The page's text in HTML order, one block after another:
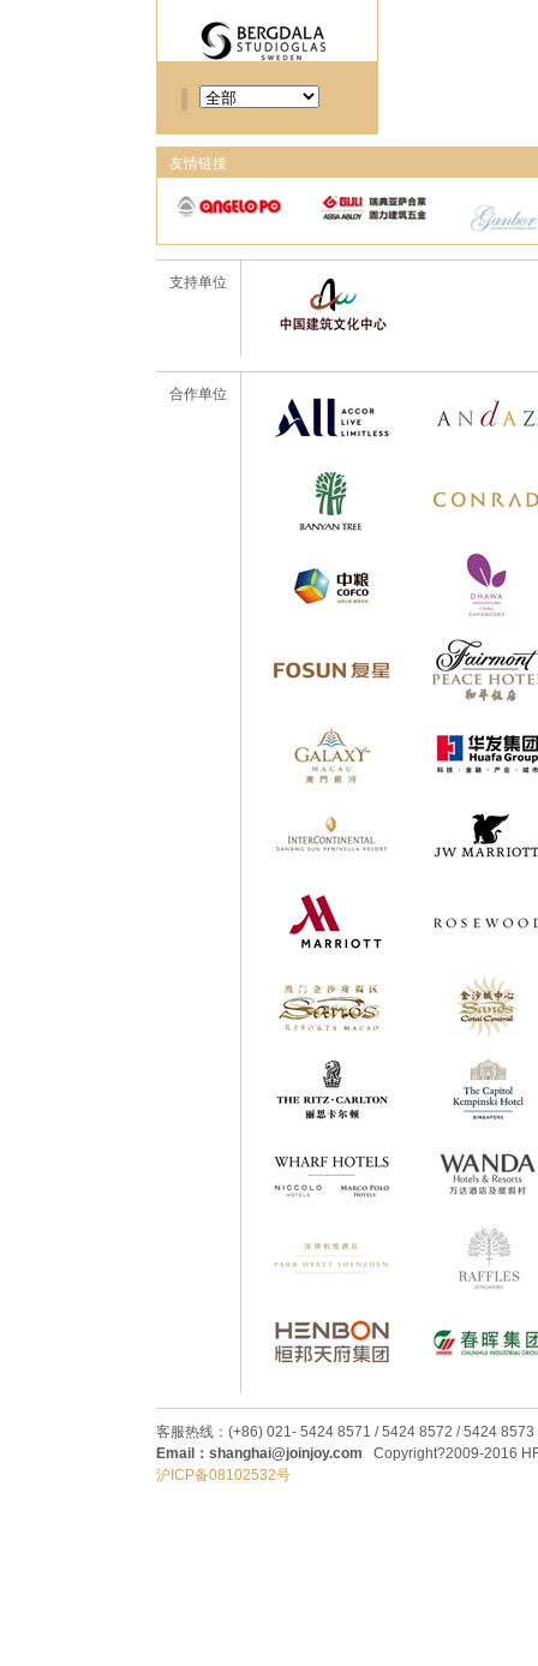
友情链接
支持单位
合作单位
客服热线：(+86) 021- 5424 8571 / 5424 8572 / 5424 8573
Email：shanghai@joinjoy.com Copyright?2009-2016
沪ICP备08102532号